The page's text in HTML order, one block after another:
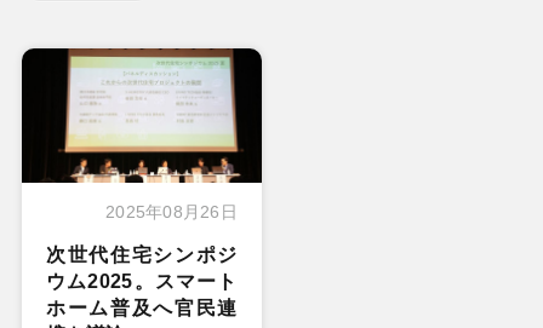
2025年08月26日
次世代住宅シンポジ
ウム2025。スマート
ホーム普及へ官民連